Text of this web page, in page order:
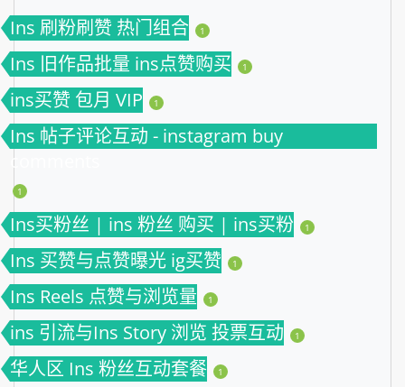
Ins 刷粉刷赞 热门组合 1
Ins 旧作品批量 ins点赞购买 1
ins买赞 包月 VIP 1
Ins 帖子评论互动 - instagram buy
comments
1
Ins买粉丝 | ins 粉丝 购买 | ins买粉 1
Ins 买赞与点赞曝光 ig买赞 1
Ins Reels 点赞与浏览量 1
ins 引流与Ins Story 浏览 投票互动 1
华人区 Ins 粉丝互动套餐 1